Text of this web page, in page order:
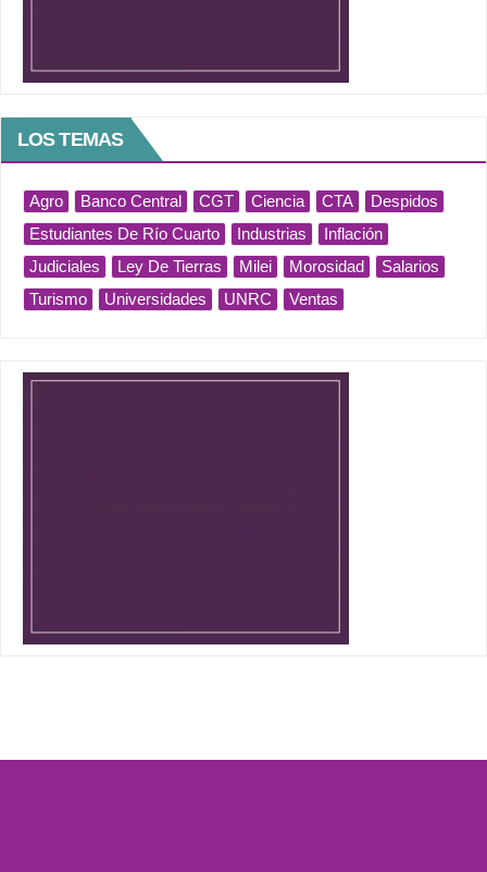
LOS TEMAS
Agro Banco Central CGT Ciencia CTA
Despidos
Estudiantes De Río Cuarto
Industrias
Inflación
Judiciales
Ley De Tierras Milei Morosidad
Salarios
Turismo
Universidades UNRC Ventas